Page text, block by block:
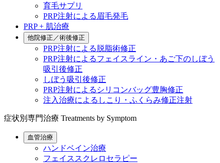
育毛サプリ
PRP注射による眉毛発毛
PRP + 肌治療
他院修正／術後修正
PRP注射による脱脂術修正
PRP注射によるフェイスライン・あご下のしぼう
吸引後修正
しぼう吸引後修正
PRP注射によるシリコンバッグ豊胸修正
注入治療によるしこり・ふくらみ修正注射
症状別専門治療 Treatments by Symptom
血管治療
ハンドベイン治療
フェイススクレロセラピー